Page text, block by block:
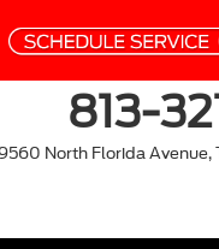
813-
North Florida Avenue,